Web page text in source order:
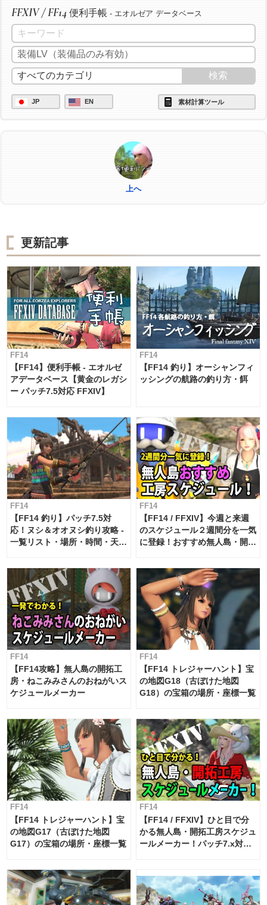
FFXIV / FF14 便利手帳 - エオルゼア データベース
JP EN 素材計算ツール
上へ
更新記事
FF14
【FF14】便利手帳 - エオルゼ
アデータベース【黄金のレガシ
ー パッチ7.5対応 FFXIV】
FF14
【FF14 釣り】オーシャンフィ
ッシングの航路の釣り方・餌
FF14
【FF14 釣り】パッチ7.5対
応！ヌシ＆オオヌシ釣り攻略 -
一覧リスト・場所・時間・天
FF14
【FF14 / FFXIV】今週と来週
のスケジュール２週間分を一気
に登録！おすすめ無人島・開拓
FF14
【FF14攻略】無人島の開拓工
房・ねこみみさんのおねがいス
ケジュールメーカー
FF14
【FF14 トレジャーハント】宝
の地図G18（古ぼけた地図
G18）の宝箱の場所・座標一覧
FF14
【FF14 トレジャーハント】宝
の地図G17（古ぼけた地図
G17）の宝箱の場所・座標一覧
FF14
【FF14 / FFXIV】ひと目で分
かる無人島・開拓工房スケジュ
ールメーカー！パッチ7.x対応